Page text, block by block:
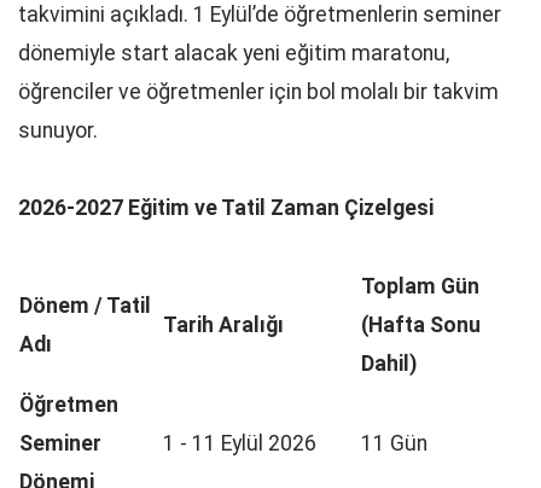
takvimini açıkladı. 1 Eylül’de öğretmenlerin seminer
dönemiyle start alacak yeni eğitim maratonu,
öğrenciler ve öğretmenler için bol molalı bir takvim
sunuyor.
2026-2027 Eğitim ve Tatil Zaman Çizelgesi
Dönem / Tatil
Adı
Tarih Aralığı
Toplam Gün
(Hafta Sonu
Dahil)
Öğretmen
Seminer
Dönemi
1 - 11 Eylül 2026 11 Gün